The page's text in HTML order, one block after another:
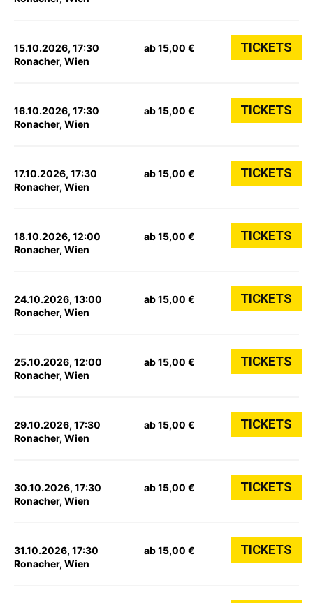
15.10.2026, 17:30
Ronacher, Wien
ab 15,00 € TICKETS
16.10.2026, 17:30
Ronacher, Wien
ab 15,00 € TICKETS
17.10.2026, 17:30
Ronacher, Wien
ab 15,00 € TICKETS
18.10.2026, 12:00
Ronacher, Wien
ab 15,00 € TICKETS
24.10.2026, 13:00
Ronacher, Wien
ab 15,00 € TICKETS
25.10.2026, 12:00
Ronacher, Wien
ab 15,00 € TICKETS
29.10.2026, 17:30
Ronacher, Wien
ab 15,00 € TICKETS
30.10.2026, 17:30
Ronacher, Wien
ab 15,00 € TICKETS
31.10.2026, 17:30
Ronacher, Wien
ab 15,00 € TICKETS